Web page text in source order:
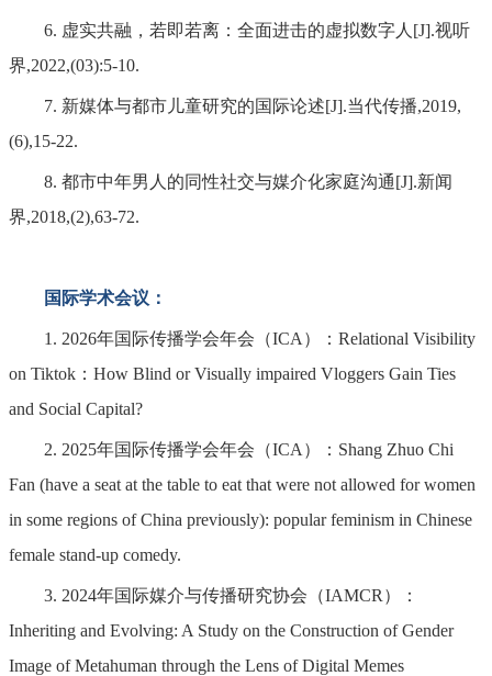
6. 虚实共融，若即若离：全面进击的虚拟数字人[J].视听
界,2022,(03):5-10.
7. 新媒体与都市儿童研究的国际论述[J].当代传播,2019,
(6),15-22.
8. 都市中年男人的同性社交与媒介化家庭沟通[J].新闻
界,2018,(2),63-72.
国际学术会议：
1. 2026年国际传播学会年会（ICA）：Relational Visibility
on Tiktok：How Blind or Visually impaired Vloggers Gain Ties
and Social Capital?
2. 2025年国际传播学会年会（ICA）：Shang Zhuo Chi
Fan (have a seat at the table to eat that were not allowed for women
in some regions of China previously): popular feminism in Chinese
female stand-up comedy.
3. 2024年国际媒介与传播研究协会（IAMCR）：
Inheriting and Evolving: A Study on the Construction of Gender
Image of Metahuman through the Lens of Digital Memes